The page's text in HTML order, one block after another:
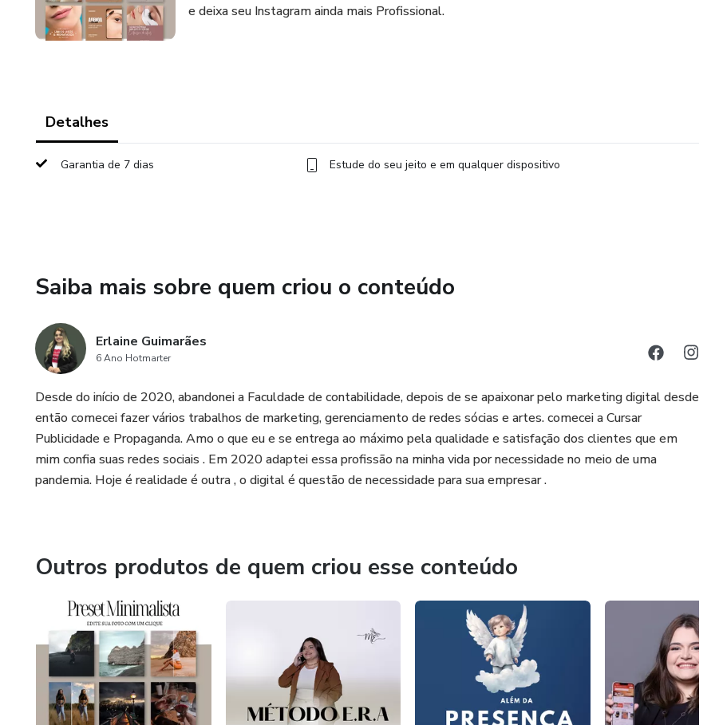
e deixa seu Instagram ainda mais Profissional.
Detalhes
Garantia de 7 dias Estude do seu jeito e em qualquer dispositivo
Saiba mais sobre quem criou o conteúdo
Erlaine Guimarães
6 Ano Hotmarter
Desde do início de 2020, abandonei a Faculdade de contabilidade, depois de se apaixonar pelo marketing digital desde
então comecei fazer vários trabalhos de marketing, gerenciamento de redes sócias e artes. comecei a Cursar
Publicidade e Propaganda. Amo o que eu e se entrega ao máximo pela qualidade e satisfação dos clientes que em
mim confia suas redes sociais . Em 2020 adaptei essa profissão na minha vida por necessidade no meio de uma
pandemia. Hoje é realidade é outra , o digital é questão de necessidade para sua empresar .
Outros produtos de quem criou esse conteúdo